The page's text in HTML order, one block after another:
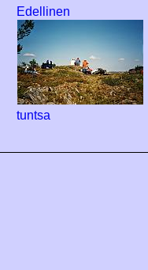
Edellinen
tuntsa